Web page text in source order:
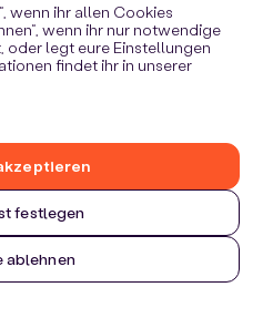
wenn ihr allen Cookies
wenn ihr nur notwendige
oder legt eure Einstellungen
findet ihr in unserer
festlegen
ablehnen